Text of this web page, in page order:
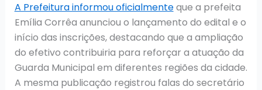
A Prefeitura informou oficialmenteque a prefeita
Emília Corrêa anunciou o lançamento do edital e o
início das inscrições, destacando que a ampliação
do efetivo contribuiria para reforçar a atuação da
Guarda Municipal em diferentes regiões da cidade.
A mesma publicação registrou falas do secretário